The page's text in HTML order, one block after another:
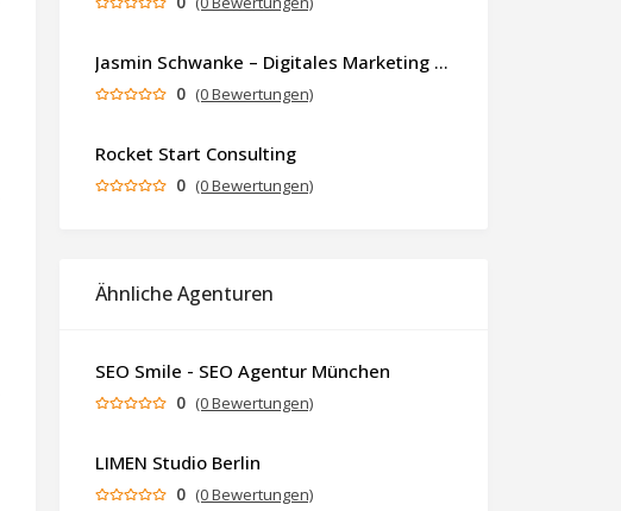
Jasmin Schwanke – Digitales Marketing & KI-gestützte Contenterstellung
0 (0 Bewertungen)
Rocket Start Consulting
0 (0 Bewertungen)
Ähnliche Agenturen
SEO Smile - SEO Agentur München
0 (0 Bewertungen)
LIMEN Studio Berlin
0 (0 Bewertungen)